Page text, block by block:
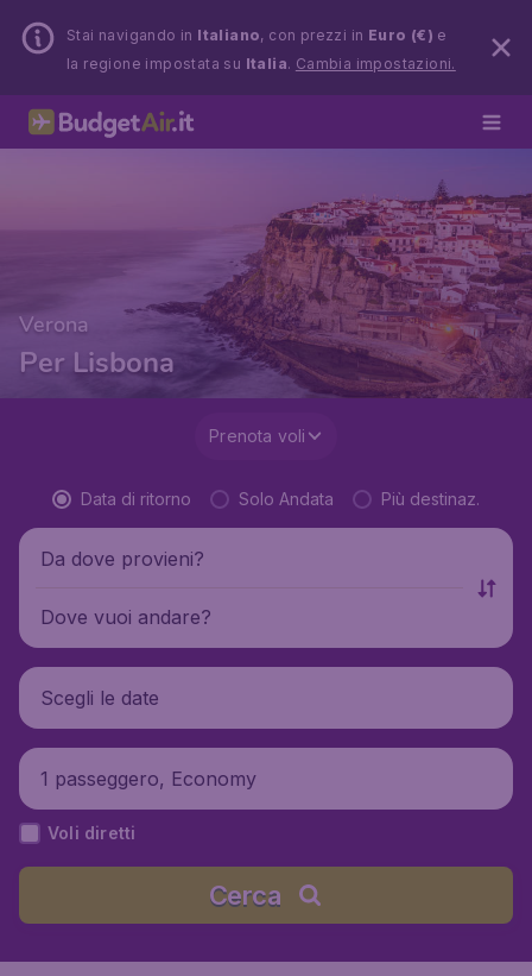
Stai navigando in Italiano, con prezzi in Euro (€) e
la regione impostata su Italia. Cambia impostazioni.
Verona
Per Lisbona
Prenota voli
Data di ritorno Solo Andata Più destinaz.
Da dove provieni?
Dove vuoi andare?
Scegli le date
1 passeggero, Economy
Voli diretti
Cerca